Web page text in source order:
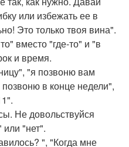
или избежать ее в
Это только твоя вина".
вместо "где-то" и "в
и время.
"я позвоню вам
в конце недели",
Не довольствуйся
"нет".
", "Когда мне